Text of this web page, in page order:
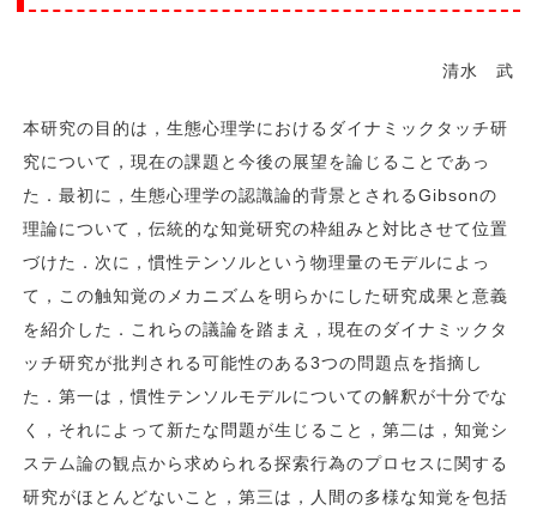
清水 武
本研究の目的は，生態心理学におけるダイナミックタッチ研
究について，現在の課題と今後の展望を論じることであっ
た．最初に，生態心理学の認識論的背景とされるGibsonの
理論について，伝統的な知覚研究の枠組みと対比させて位置
づけた．次に，慣性テンソルという物理量のモデルによっ
て，この触知覚のメカニズムを明らかにした研究成果と意義
を紹介した．これらの議論を踏まえ，現在のダイナミックタ
ッチ研究が批判される可能性のある3つの問題点を指摘し
た．第一は，慣性テンソルモデルについての解釈が十分でな
く，それによって新たな問題が生じること，第二は，知覚シ
ステム論の観点から求められる探索行為のプロセスに関する
研究がほとんどないこと，第三は，人間の多様な知覚を包括